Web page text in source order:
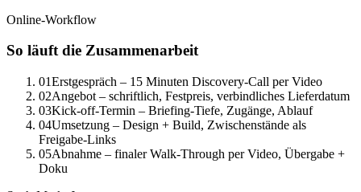
Online-Workflow
So läuft die Zusammenarbeit
01Erstgespräch – 15 Minuten Discovery-Call per Video
02Angebot – schriftlich, Festpreis, verbindliches Lieferdatum
03Kick-off-Termin – Briefing-Tiefe, Zugänge, Ablauf
04Umsetzung – Design + Build, Zwischenstände als
Freigabe-Links
05Abnahme – finaler Walk-Through per Video, Übergabe +
Doku